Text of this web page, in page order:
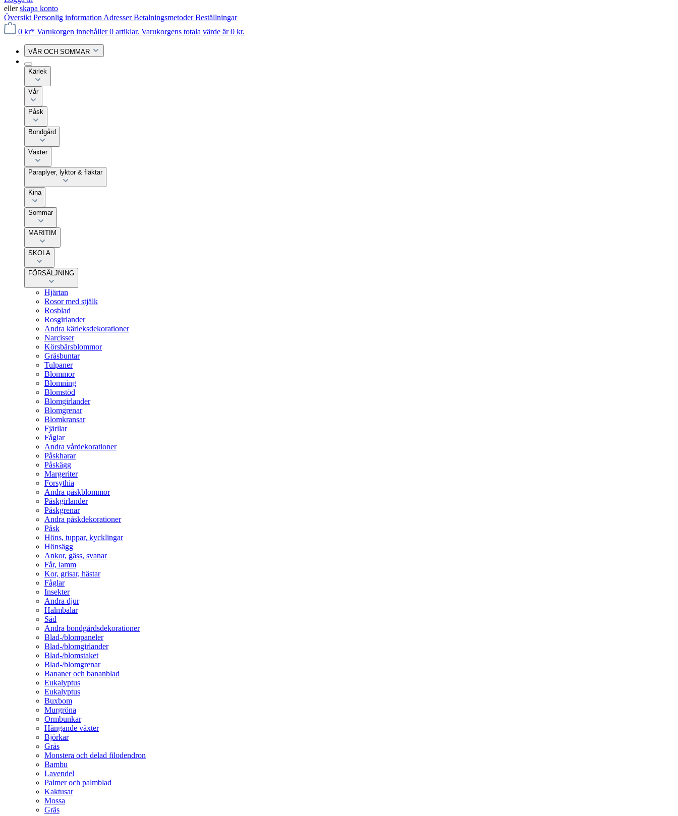
ellerskapa konto
Översikt Personlig information AdresserBetalningsmetoderBeställningar
0 kr* Varukorgen innehåller 0 artiklar. Varukorgens totala värde är 0 kr.
VÅR OCH SOMMAR
Kärlek
Vår
Påsk
Bondgård
Växter
Paraplyer, lyktor & fläktar
Kina
Sommar
MARITIM
SKOLA
FÖRSÄLJNING
Hjärtan
Rosor med stjälk
Rosblad
Rosgirlander
Andra kärleksdekorationer
Narcisser
Körsbärsblommor
Gräsbuntar
Tulpaner
Blommor
Blomning
Blomstöd
Blomgirlander
Blomgrenar
Blomkransar
Fjärilar
Fåglar
Andra vårdekorationer
Påskharar
Påskägg
Margeriter
Forsythia
Andra påskblommor
Påskgirlander
Påskgrenar
Andra påskdekorationer
Påsk
Höns, tuppar, kycklingar
Hönsägg
Ankor, gäss, svanar
Får, lamm
Kor, grisar, hästar
Fåglar
Insekter
Andra djur
Halmbalar
Säd
Andra bondgårdsdekorationer
Blad-/blompaneler
Blad-/blomgirlander
Blad-/blomstaket
Blad-/blomgrenar
Bananer och bananblad
Eukalyptus
Eukalyptus
Buxbom
Murgröna
Ormbunkar
Hängande växter
Björkar
Gräs
Monstera och delad filodendron
Bambu
Lavendel
Palmer och palmblad
Kaktusar
Mossa
Gräs